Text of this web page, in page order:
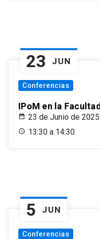
23 JUN
Conferencias
IPoM en la Facultad
23 de Junio de 2025
13:30 a 14:30
5 JUN
Conferencias